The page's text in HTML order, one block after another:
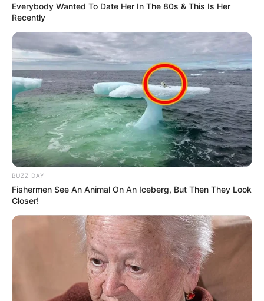
Everybody Wanted To Date Her In The 80s & This Is Her
Recently
BUZZ DAY
Fishermen See An Animal On An Iceberg, But Then They Look
Closer!